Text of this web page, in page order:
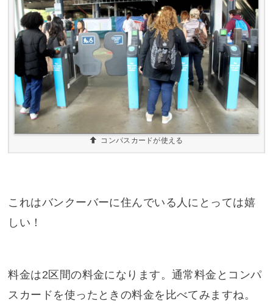
コンパスカードが使える
これはバンクーバーに住んでいる人にとっては嬉
しい！
料金は2区間の料金になります。通常料金とコンパ
スカードを使ったときの料金を比べてみますね。